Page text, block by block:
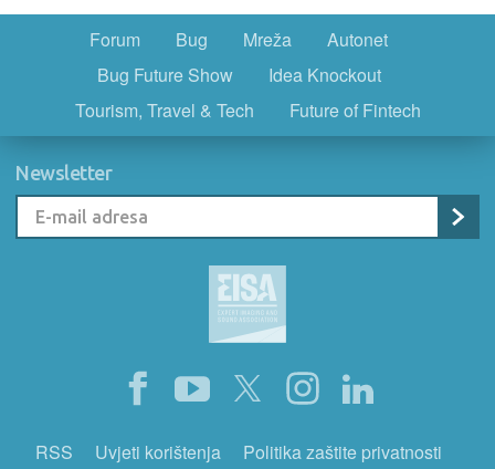
Forum Bug Mreža
Autonet
Bug Future Show
Idea Knockout
Tourism, Travel & Tech
Future of Fintech
Newsletter
RSS Uvjeti korištenja
Politika zaštite privatnosti